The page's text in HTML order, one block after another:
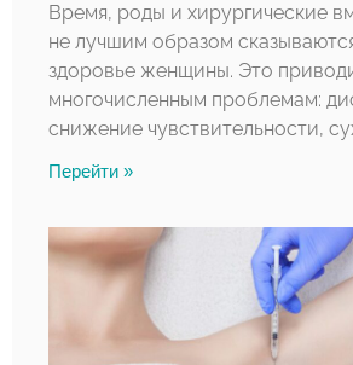
Время, роды и хирургические
не лучшим образом
здоровье женщины. Это
многочисленным проблемам:
снижение чувствительности,
Перейти »